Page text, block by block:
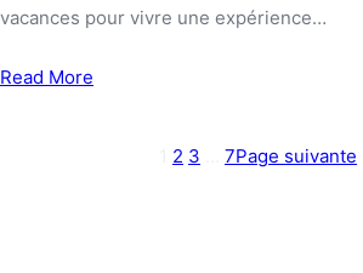
vacances pour vivre une expérience…
Read More
2 3 7Page suivante